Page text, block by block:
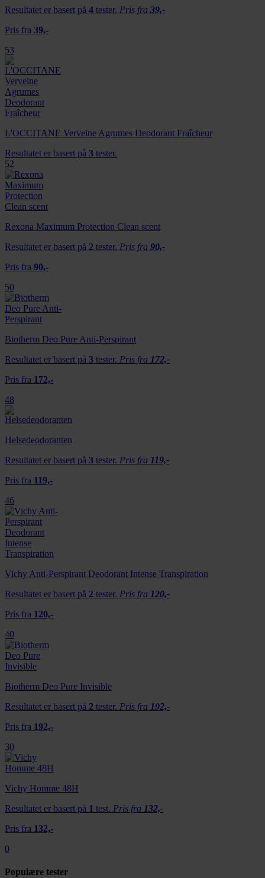
Resultatet er basert på 4 tester. Pris fra 39,-
Pris fra 39,-
53
L'OCCITANE Verveine Agrumes Deodorant Fraîcheur
Resultatet er basert på 3 tester.
52
Rexona Maximum Protection Clean scent
Resultatet er basert på 2 tester. Pris fra 90,-
Pris fra 90,-
50
Biotherm Deo Pure Anti-Perspirant
Resultatet er basert på 3 tester. Pris fra 172,-
Pris fra 172,-
48
Helsedeodoranten
Resultatet er basert på 3 tester. Pris fra 119,-
Pris fra 119,-
46
Vichy Anti-Perspirant Deodorant Intense Transpiration
Resultatet er basert på 2 tester. Pris fra 120,-
Pris fra 120,-
40
Biotherm Deo Pure Invisible
Resultatet er basert på 2 tester. Pris fra 192,-
Pris fra 192,-
30
Vichy Homme 48H
Resultatet er basert på 1 test. Pris fra 132,-
Pris fra 132,-
0
Populære tester